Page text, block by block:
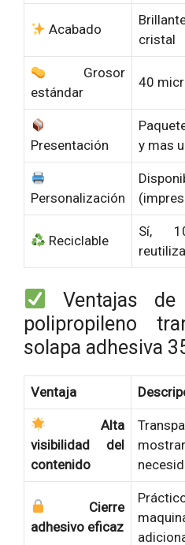
Acabado
cristal
Grosor
estándar
40
Presentación
y mas
Personalización
Reciclable
Sí,
Ventajas
polipropileno
solapa adhesiva
Ventaja
Alta
visibilidad del
contenido
Cierre
adhesivo eficaz